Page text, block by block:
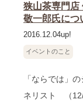
狭山茶専門
敬一郎氏につ
2016.12.04up!
イベントのこと
「ならでは」
ネリスト （